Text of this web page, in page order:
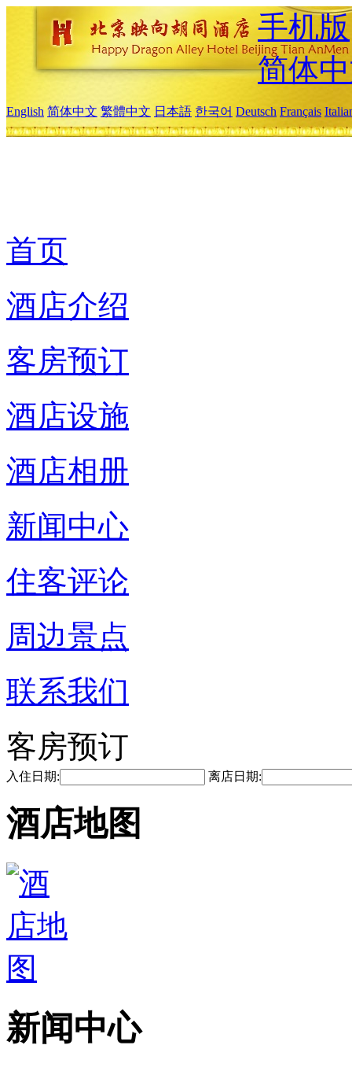
手机版
简体
English 简体中文 繁體中文 日本語 한국어 Deutsch Français
首页
酒店介绍
客房预订
酒店设施
酒店相册
新闻中心
住客评论
周边景点
联系我们
客房预订
入住日期: 离店日期:
酒店地图
新闻中心